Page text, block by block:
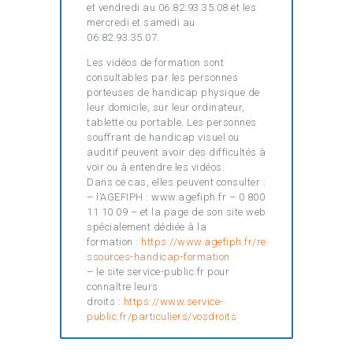
et vendredi au 06.82.93.35.08 et les
mercredi et samedi au
06.82.93.35.07.
Les vidéos de formation sont
consultables par les personnes
porteuses de handicap physique de
leur domicile, sur leur ordinateur,
tablette ou portable. Les personnes
souffrant de handicap visuel ou
auditif peuvent avoir des difficultés à
voir ou à entendre les vidéos.
Dans ce cas, elles peuvent consulter :
– l’AGEFIPH : www.agefiph.fr – 0 800
11 10 09 – et la page de son site web
spécialement dédiée à la
formation : https://www.agefiph.fr/re
ssources-handicap-formation
– le site service-public.fr pour
connaître leurs
droits : https://www.service-
public.fr/particuliers/vosdroits